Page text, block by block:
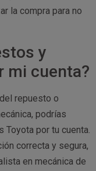
la compra para no
y
mi cuenta?
repuesto o
podrías
por tu cuenta.
correcta y segura,
en mecánica de